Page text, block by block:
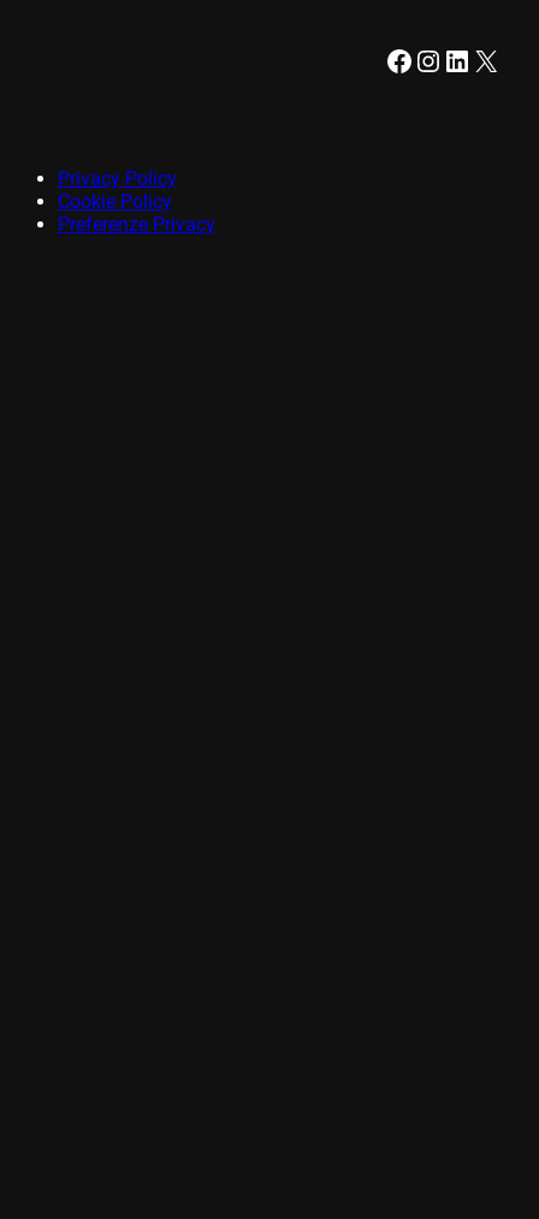
Facebook Instagram LinkedIn X
Privacy Policy
Cookie Policy
Preferenze Privacy